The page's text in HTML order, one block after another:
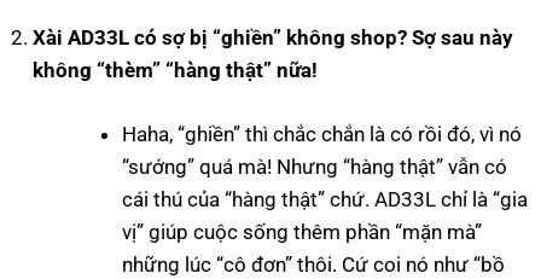
Xài AD33L có sợ bị “ghiền” không shop? Sợ sau này
không “thèm” “hàng thật” nữa!
Haha, “ghiền” thì chắc chắn là có rồi đó, vì nó
“sướng” quá mà! Nhưng “hàng thật” vẫn có
cái thú của “hàng thật” chứ. AD33L chỉ là “gia
vị” giúp cuộc sống thêm phần “mặn mà”
những lúc “cô đơn” thôi. Cứ coi nó như “bồ